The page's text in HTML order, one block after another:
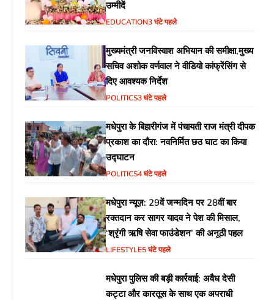
उम्मीदें
EDUCATION3 घंटे पहले
मुख्यमंत्री जनविस्वाश अभियान की समीक्षा,मुख्य
सचिव अशोक वर्णवाल ने वीडियो कांफ्रेंसिंग से
दिए आवश्यक निर्देश
POLITICS3 घंटे पहले
मधेपुरा के बिहारीगंज में पंचायती राज मंत्री दीपक
प्रकाश का दौरा: नवनिर्मित छठ घाट का किया
उद्घाटन
POLITICS4 घंटे पहले
मधेपुरा न्यूज़: 29वें जन्मदिन पर 28वीं बार
रक्तदान कर सागर यादव ने पेश की मिसाल,
‘श्रृंगी ऋषि सेवा फाउंडेशन’ की अनूठी पहल
LIFESTYLE5 घंटे पहले
मधेपुरा पुलिस की बड़ी कार्रवाई: अवैध देसी
कट्टा और कारतूस के साथ एक अपराधी